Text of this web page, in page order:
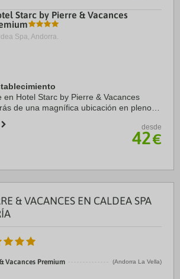
Starc by Pierre & Vacances
Spa, Andorra.
en Hotel Starc by Pierre & Vacances
de una magnífica ubicación en pleno
...
desde
42€
& VACANCES EN CALDEA SPA
Vacances Premium (Andorra La Vella)